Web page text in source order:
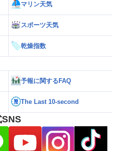
マリン天気
スポーツ天気
乾燥指数
予報に関するFAQ
The Last 10-second
SNS